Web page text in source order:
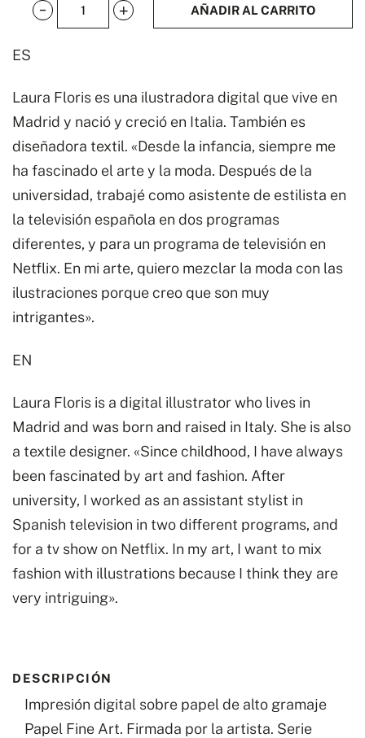
Donostia
II
50
x
70
cantidad
AÑADIR AL CARRITO
ES
Laura Floris es una ilustradora digital que vive en
Madrid y nació y creció en Italia. También es
diseñadora textil. «Desde la infancia, siempre me
ha fascinado el arte y la moda. Después de la
universidad, trabajé como asistente de estilista en
la televisión española en dos programas
diferentes, y para un programa de televisión en
Netflix. En mi arte, quiero mezclar la moda con las
ilustraciones porque creo que son muy
intrigantes».
EN
Laura Floris is a digital illustrator who lives in
Madrid and was born and raised in Italy. She is also
a textile designer. «Since childhood, I have always
been fascinated by art and fashion. After
university, I worked as an assistant stylist in
Spanish television in two different programs, and
for a tv show on Netflix. In my art, I want to mix
fashion with illustrations because I think they are
very intriguing».
DESCRIPCIÓN
Impresión digital sobre papel de alto gramaje
Papel Fine Art. Firmada por la artista. Serie